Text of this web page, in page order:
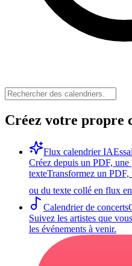
Créez votre propre
Flux calendrier IA
Créez depuis un PDF,
texteTransformez un
ou du texte collé en flux
Calendrier de concerts
Suivez les artistes que
les événements à venir.